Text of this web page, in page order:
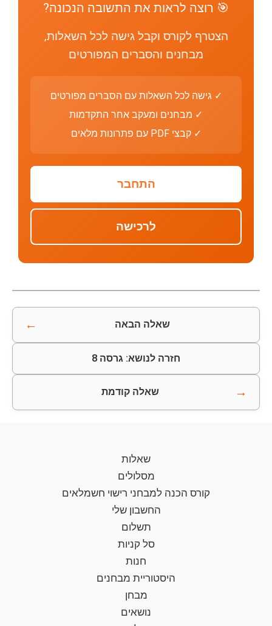
🎯 רוצה לראות את התשובה הנכונה?
הצטרף לקורס וקבל גישה לכל השאלות,
מבחנים והסברים המפורטים
✓ גישה לכל השאלות עם הסברים מפורטים
✓ מבחנים ומעקב אחר התקדמות
✓ קבצי PDF עם פתרונות מלאים
התחבר
לרכישה
שאלה הבאה ←
חזרה לנושא: גרסה 8
→ שאלה קודמת
שאלות
מסלולים
קורס הכנה למבחני רישוי חשמלאים
החשבון שלי
תשלום
סל קניות
חנות
היסטוריית מבחנים
מבחן
נושאים